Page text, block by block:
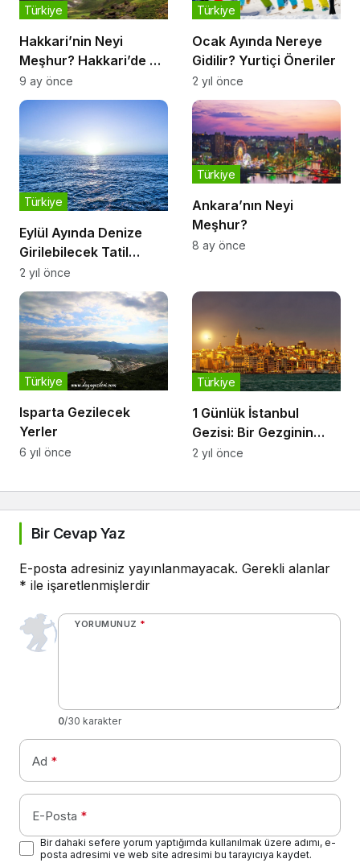
Hakkari’nin Neyi
Meşhur? Hakkari’de Ne
Yenir?
Türkiye
9 ay önce
Ocak Ayında Nereye
Gidilir? Yurtiçi Öneriler
Türkiye
2 yıl önce
Eylül Ayında Denize
Girilebilecek Tatil
Yerleri
Türkiye
2 yıl önce
Ankara’nın Neyi
Meşhur?
Türkiye
8 ay önce
Isparta Gezilecek
Yerler
Türkiye
6 yıl önce
1 Günlük İstanbul
Gezisi: Bir Gezginin
Gözünden Büyülü Şehir
Türkiye
2 yıl önce
Bir Cevap Yaz
E-posta adresiniz yayınlanmayacak. Gerekli alanlar
* ile işaretlenmişlerdir
YORUMUNUZ *
0/30 karakter
Ad *
E-Posta *
Bir dahaki sefere yorum yaptığımda kullanılmak üzere adımı, e-
posta adresimi ve web site adresimi bu tarayıcıya kaydet.